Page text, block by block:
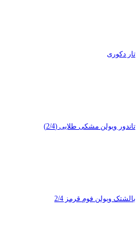
تار دکوری
تاندور ویولن مشکی طلایی (2/4)
بالشتک ویولن فوم قرمز 2/4